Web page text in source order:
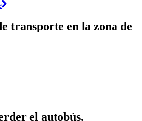
transporte en la zona de
el autobús.